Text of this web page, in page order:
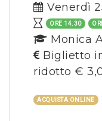
Venerdì
ORE 14.30
Monica
Biglietto
ridotto €
ACQUISTA ONLINE